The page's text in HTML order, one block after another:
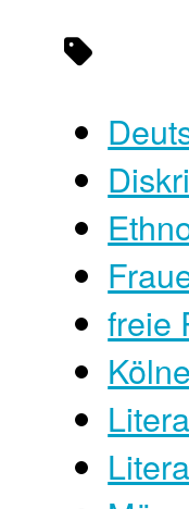
freie